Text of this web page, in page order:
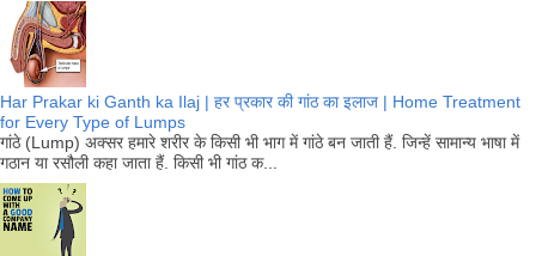
Har Prakar ki Ganth ka Ilaj | हर प्रकार की गांठ का इलाज | Home Treatment
for Every Type of Lumps
गांठे (Lump) अक्सर हमारे शरीर के किसी भी भाग में गांठे बन जाती हैं. जिन्हें सामान्य भाषा में
गठान या रसौली कहा जाता हैं. किसी भी गांठ क...